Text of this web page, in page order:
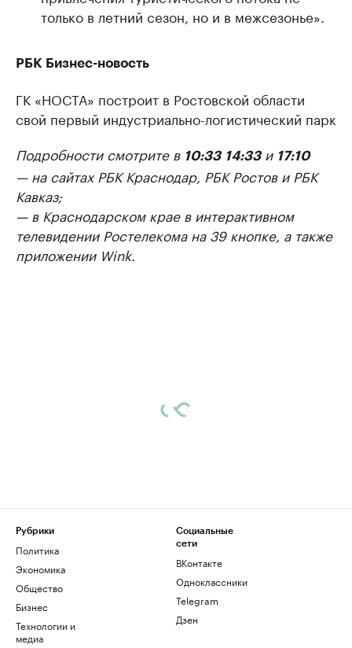
только в летний сезон, но и в межсезонье».
РБК Бизнес-новость
ГК «НОСТА» построит в Ростовской области
свой первый индустриально-логистический парк
Подробности смотрите в 10:33 14:33и 17:10
— на сайтах РБК Краснодар, РБК Ростов и РБК
Кавказ;
— в Краснодарском крае в интерактивном
телевидении Ростелекома на 39 кнопке, а также
приложении Wink.
Рубрики
Политика
Экономика
Общество
Бизнес
Технологии и
медиа
Социальные
сети
ВКонтакте
Одноклассники
Telegram
Дзен